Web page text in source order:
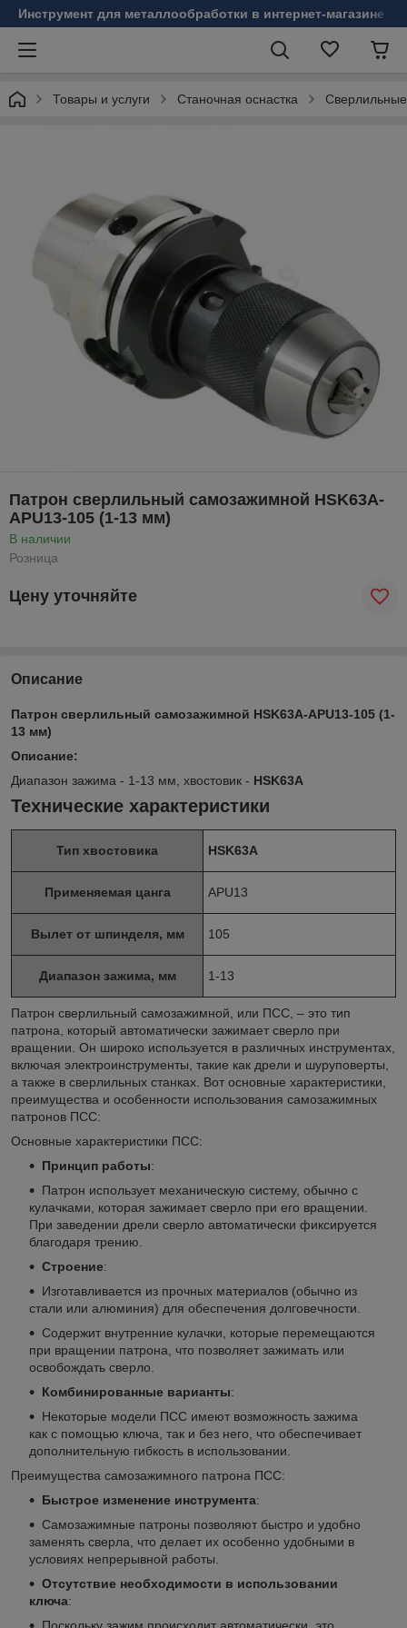
Инструмент для металлообработки в интернет-магазине
Товары и услуги Станочная оснастка
Патрон сверлильный самозажимной HSK63A-
APU13-105 (1-13 мм)
В наличии
Розница
Цену уточняйте
Описание
Патрон сверлильный самозажимной HSK63A-APU13-105 (1-
13 мм)
Описание:
Диапазон зажима - 1-13 мм, хвостовик - HSK63A
Технические характеристики
Тип хвостовика HSK63A
Применяемая цанга APU13
Вылет от шпинделя, мм 105
Диапазон зажима, мм 1-13
Патрон сверлильный самозажимной, или ПСС, – это тип
патрона, который автоматически зажимает сверло при
вращении. Он широко используется в различных инструментах,
включая электроинструменты, такие как дрели и шуруповерты,
а также в сверлильных станках. Вот основные характеристики,
преимущества и особенности использования самозажимных
патронов ПСС:
Основные характеристики ПСС:
Принцип работы:
Патрон использует механическую систему, обычно с
кулачками, которая зажимает сверло при его вращении.
При заведении дрели сверло автоматически фиксируется
благодаря трению.
Строение:
Изготавливается из прочных материалов (обычно из
стали или алюминия) для обеспечения долговечности.
Содержит внутренние кулачки, которые перемещаются
при вращении патрона, что позволяет зажимать или
освобождать сверло.
Комбинированные варианты:
Некоторые модели ПСС имеют возможность зажима
как с помощью ключа, так и без него, что обеспечивает
дополнительную гибкость в использовании.
Преимущества самозажимного патрона ПСС:
Быстрое изменение инструмента:
Самозажимные патроны позволяют быстро и удобно
заменять сверла, что делает их особенно удобными в
условиях непрерывной работы.
Отсутствие необходимости в использовании
ключа: